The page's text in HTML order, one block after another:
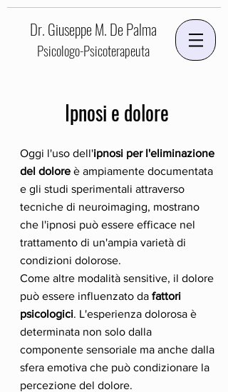
Dr. Giuseppe M. De Palma
Psicologo-Psicoterapeuta
Ipnosi e dolore
Oggi l'uso dell'ipnosi per l'eliminazione
del dolore è ampiamente documentata
e gli studi sperimentali attraverso
tecniche di neuroimaging, mostrano
che l'ipnosi può essere efficace nel
trattamento di un'ampia varietà di
condizioni dolorose.
Come altre modalità sensitive, il dolore
può essere influenzato da fattori
psicologici. L'esperienza dolorosa è
determinata non solo dalla
componente sensoriale ma anche dalla
sfera emotiva che può condizionare la
percezione del dolore.